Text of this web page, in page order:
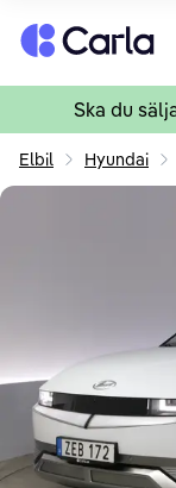
Tillbaka till startsidan
Ska du
Elbil Hyundai